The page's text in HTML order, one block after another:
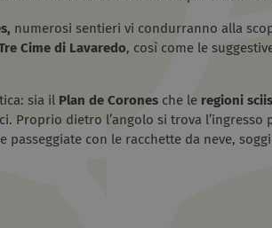
numerosi sentieri vi condurranno alla
Cime di Lavaredo, così come le
sia il Plan de Coronesche le regioni
Proprio dietro l’angolo si trova l’ingresso
con le racchette da neve,